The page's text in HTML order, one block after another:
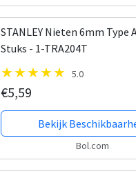
STANLEY Nieten 6mm Type
Stuks - 1-TRA204T
5.0
€5,59
Bekijk
Bol.com